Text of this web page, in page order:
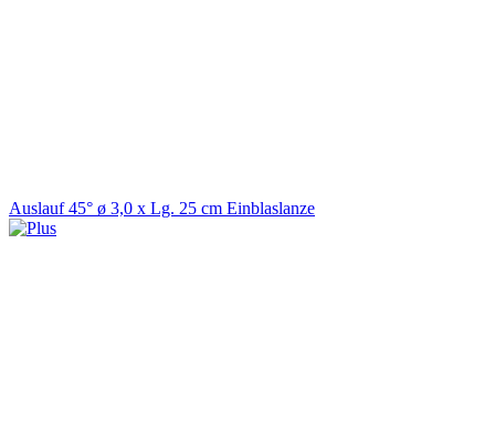
Auslauf 45° ø 3,0 x Lg. 25 cm Einblaslanze